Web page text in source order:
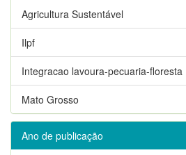
Agricultura Sustentável
Ilpf
Integracao lavoura-pecuaria-floresta
Mato Grosso
Ano de publicação